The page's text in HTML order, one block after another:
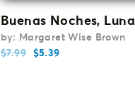
Buenas Noches, Luna
by: Margaret Wise Brown
$7.99 $5.39